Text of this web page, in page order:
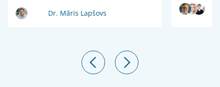
Dr. Māris Lapšovs